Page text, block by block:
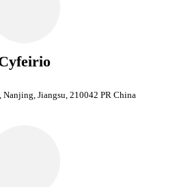
Jiangsu, 210042 PR China